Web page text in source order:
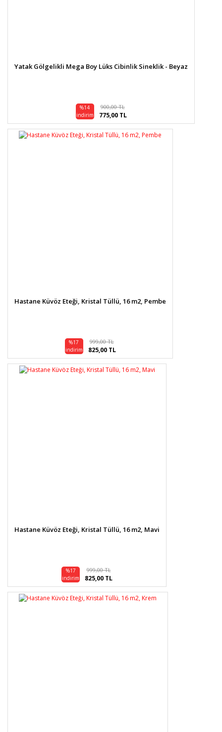
Yatak Gölgelikli Mega Boy Lüks Cibinlik Sineklik - Beyaz
%14
indirim
900,00 TL
775,00 TL
Hastane Küvöz Eteği, Kristal Tüllü, 16 m2, Pembe
%17
indirim
999,00 TL
825,00 TL
Hastane Küvöz Eteği, Kristal Tüllü, 16 m2, Mavi
%17
indirim
999,00 TL
825,00 TL